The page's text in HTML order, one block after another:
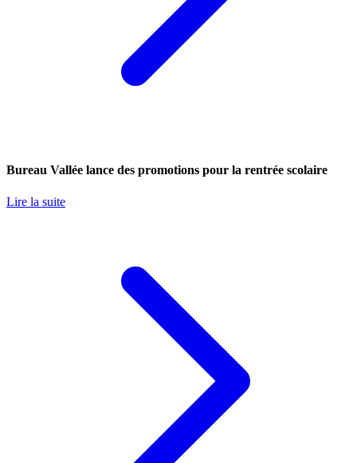
Bureau Vallée lance des promotions pour la rentrée scolaire
Lire la suite